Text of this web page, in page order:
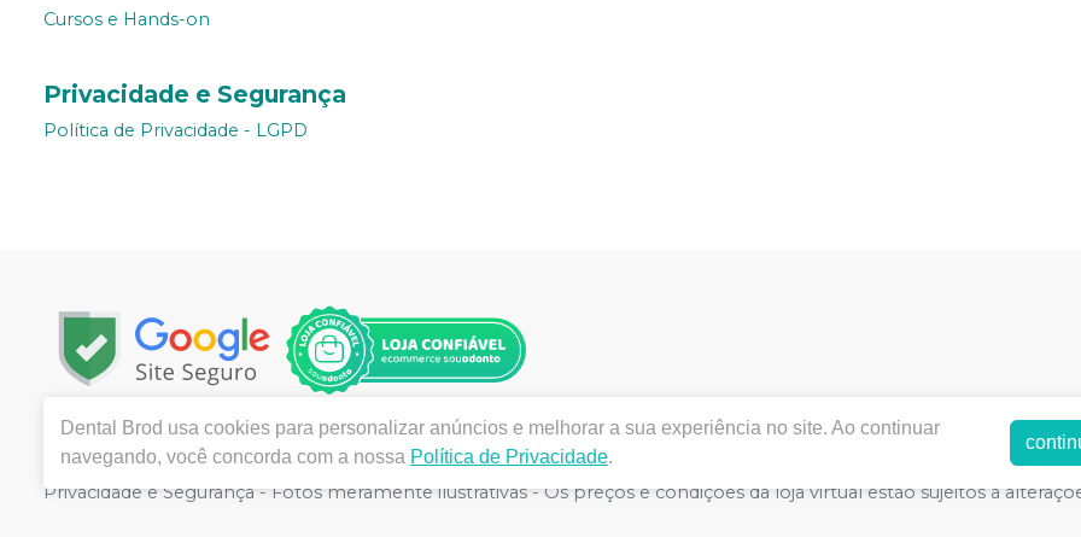
Cursos e Hands-on
Privacidade e Segurança
Política de Privacidade - LGPD
Copyright © 2022 | Todos os direitos reservados | www.dentalbrod.com.br | 02.689.489/
CEP: 89.221-290 | Autorizações de Funcionamento ANVISA - Medicamentos: 1.09265.2 - Técnico Responsável:
Privacidade e Segurança - Fotos meramente ilustrativas - Os preços e condições da loja virtual estão sujeitos a
Dental Brod usa cookies para personalizar anúncios e melhorar a sua experiência no site. Ao continuar
navegando, você concorda com a nossa Política de Privacidade.